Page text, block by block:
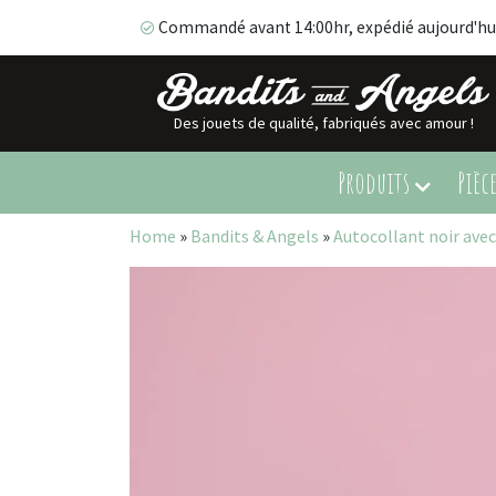
Commandé avant 14:00hr, expédié
Des jouets de qualité, fabriqués avec amour !
Produits
Commandé avant 14:00hr, expédié aujourd'hui!
Home » Bandits & Angels »Autocollant noir